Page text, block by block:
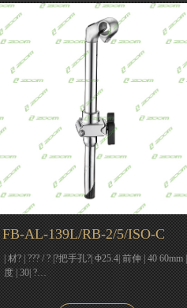
FB-AL-139L/RB-2/5/ISO-C
| 材? | ??? / ? |?把手孔?| Φ25.4| 前伸 | 40 60mm
度 | 30| ?…